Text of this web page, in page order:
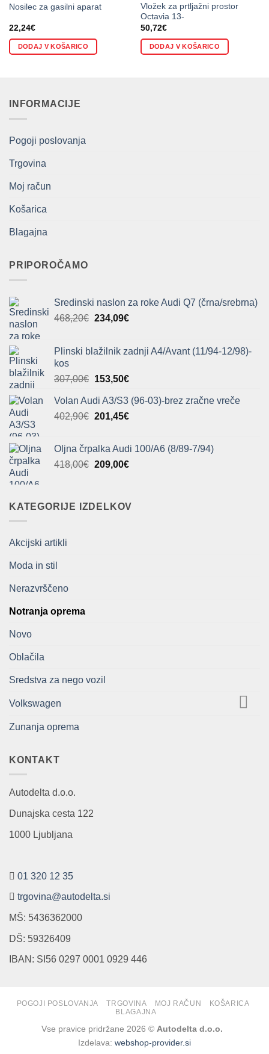
Nosilec za gasilni aparat
22,24€
DODAJ V KOŠARICO
Vložek za prtljažni prostor
Octavia 13-
50,72€
DODAJ V KOŠARICO
INFORMACIJE
Pogoji poslovanja
Trgovina
Moj račun
Košarica
Blagajna
PRIPOROČAMO
Sredinski naslon za roke Audi Q7 (črna/srebrna)
468,20€ Izvirna
bila:
234,09€Trenutna
234,09€.
Plinski blažilnik zadnji A4/Avant (11/94-12/98)-
kos
307,00€ Izvirna
je
bila:
153,50€Trenutna
je:
153,50€.
Volan Audi A3/S3 (96-03)-brez zračne vreče
402,90€ Izvirna
bila:
402,90€.
201,45€Trenutna
201,45€.
Oljna črpalka Audi 100/A6 (8/89-7/94)
418,00€ Izvirna
bila:
209,00€Trenutna
209,00€.
KATEGORIJE IZDELKOV
Akcijski artikli
Moda in stil
Nerazvrščeno
Notranja oprema
Novo
Oblačila
Sredstva za nego vozil
Volkswagen
Zunanja oprema
KONTAKT
Autodelta d.o.o.
Dunajska cesta 122
1000 Ljubljana
01 320 12 35
trgovina@autodelta.si
MŠ: 5436362000
DŠ: 59326409
IBAN: SI56 0297 0001 0929 446
POGOJI POSLOVANJA TRGOVINA MOJ RAČUN
KOŠARICA
BLAGAJNA
Vse pravice pridržane 2026 © Autodelta d.o.o.
Izdelava: webshop-provider.si